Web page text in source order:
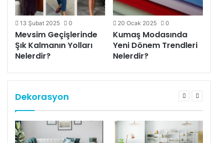
13 Şubat 2025 0
Mevsim Geçişlerinde
Şık Kalmanın Yolları
Nelerdir?
20 Ocak 2025 0
Kumaş Modasında
Yeni Dönem Trendleri
Nelerdir?
Dekorasyon